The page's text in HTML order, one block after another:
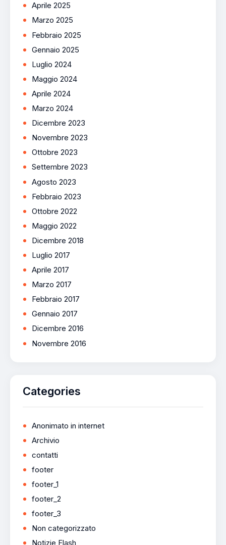
Aprile 2025
Marzo 2025
Febbraio 2025
Gennaio 2025
Luglio 2024
Maggio 2024
Aprile 2024
Marzo 2024
Dicembre 2023
Novembre 2023
Ottobre 2023
Settembre 2023
Agosto 2023
Febbraio 2023
Ottobre 2022
Maggio 2022
Dicembre 2018
Luglio 2017
Aprile 2017
Marzo 2017
Febbraio 2017
Gennaio 2017
Dicembre 2016
Novembre 2016
Categories
Anonimato in internet
Archivio
contatti
footer
footer_1
footer_2
footer_3
Non categorizzato
Notizie Flash